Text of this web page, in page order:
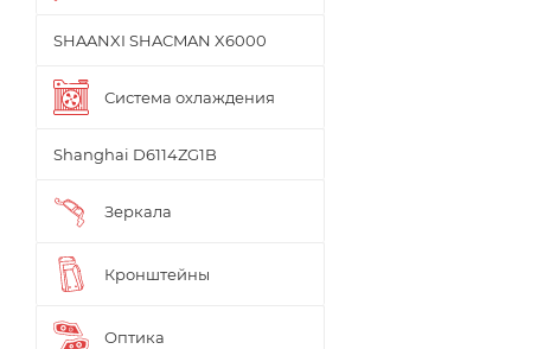
SHAANXI SHACMAN X6000
Система охлаждения
Shanghai D6114ZG1B
Зеркала
Кронштейны
Оптика